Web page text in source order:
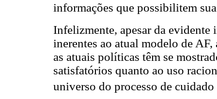
informações que possibilitem
Infelizmente, apesar da evidente
inerentes ao atual modelo de
as atuais políticas têm se
satisfatórios quanto ao uso
universo do processo de cuidado